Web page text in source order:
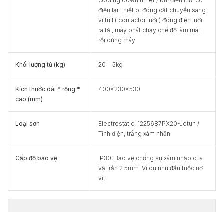
điện lại, thiết bị đóng cắt chuyển sang
vị trí I ( contactor lưới ) đóng điện lưới
ra tải, máy phát chạy chế độ làm mát
rồi dừng máy
Khối lượng tủ (kg) 20 ± 5kg
Kích thước dài * rộng *
cao (mm)
400x230x530
Loại sơn
Electrostatic, 1225687PX20-Jotun /
Tĩnh điện, trắng xám nhăn
Cấp độ bảo vệ
IP30: Bảo vệ chống sự xâm nhập của
vật rắn 2.5mm. Ví dụ như đầu tuốc nơ
vít